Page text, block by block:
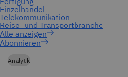
Abonnieren
Analytik